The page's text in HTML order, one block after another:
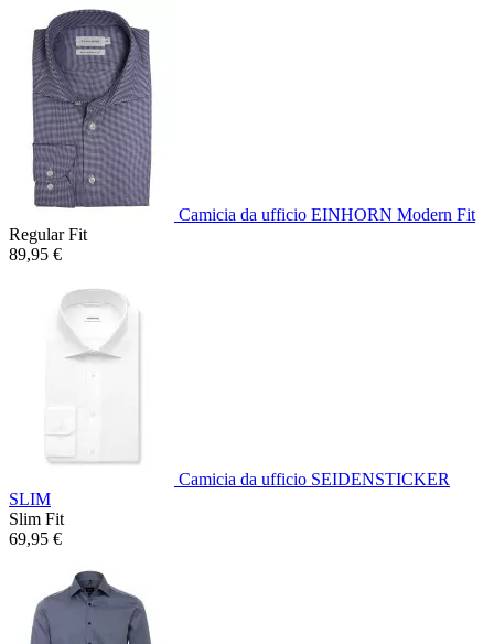
Camicia da ufficio EINHORN Modern Fit
Regular Fit
89,95 €
Camicia da ufficio SEIDENSTICKER
SLIM
Slim Fit
69,95 €